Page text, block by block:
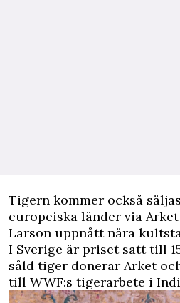
Tigern kommer också
europeiska länder via
Larson uppnått nära
I Sverige är priset satt till
såld tiger donerar Arket
till WWF:s tigerarbete i